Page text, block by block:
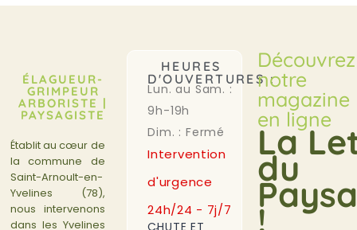
ÉLAGUEUR-
GRIMPEUR
ARBORISTE |
PAYSAGISTE
Établit au cœur de
la commune de
Saint-Arnoult-en-
Yvelines (78),
nous intervenons
dans les Yvelines
HEURES
D'OUVERTURES :
Lun. au Sam. :
9h-19h
Dim. : Fermé
Intervention
d'urgence
24h/24 - 7j/7
Découvrez
notre
magazine
en ligne
La
du
!